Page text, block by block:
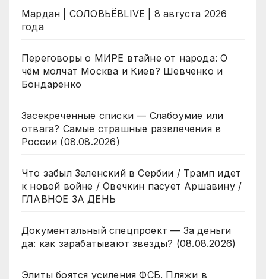
Мардан | СОЛОВЬЁВLIVE | 8 августа 2026
года
Переговоры о МИРЕ втайне от народа: О
чём молчат Москва и Киев? Шевченко и
Бондаренко
Засекреченные списки — Слабоумие или
отвага? Самые страшные развлечения в
России (08.08.2026)
Что забыл Зеленский в Сербии / Трамп идет
к новой войне / Овечкин пасует Аршавину /
ГЛАВНОЕ ЗА ДЕНЬ
Документальный спецпроект — За деньги
да: как зарабатывают звезды? (08.08.2026)
Элиты боятся усиления ФСБ. Пляжи в